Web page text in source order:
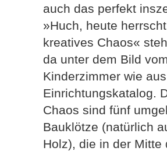
auch das perfekt
»Huch, heute
kreatives Chaos«
da unter dem Bild vom
Kinderzimmer wie
Einrichtungskatalog.
Chaos sind fünf
Bauklötze (natürlich
Holz), die in der Mitte